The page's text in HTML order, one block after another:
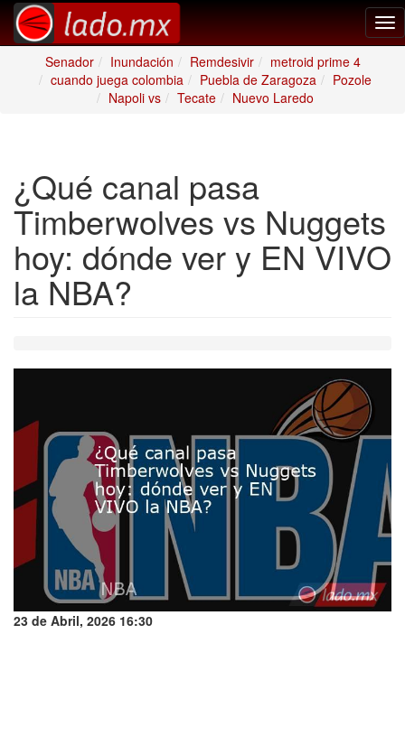
Senador
Inundación Remdesivir
metroid prime 4
cuando juega colombia
Puebla de Zaragoza
Pozole
Napoli vs
Tecate Nuevo Laredo
¿Qué canal pasa
Timberwolves vs Nuggets
hoy: dónde ver y EN VIVO
la NBA?
23 de Abril, 2026 16:30